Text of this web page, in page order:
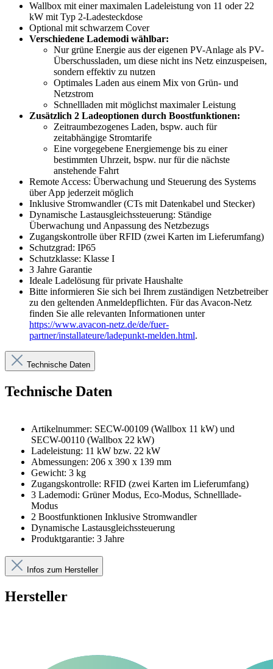
Wallbox mit einer maximalen Ladeleistung von 11 oder 22
kW mit Typ 2-Ladesteckdose
Optional mit schwarzem Cover
Verschiedene Lademodi wählbar:
Nur grüne Energie aus der eigenen PV-Anlage als PV-
Überschussladen, um diese nicht ins Netz einzuspeisen,
sondern effektiv zu nutzen
Optimales Laden aus einem Mix von Grün- und
Netzstrom
Schnellladen mit möglichst maximaler Leistung
Zusätzlich 2 Ladeoptionen durch Boostfunktionen:
Zeitraumbezogenes Laden, bspw. auch für
zeitabhängige Stromtarife
Eine vorgegebene Energiemenge bis zu einer
bestimmten Uhrzeit, bspw. nur für die nächste
anstehende Fahrt
Remote Access: Überwachung und Steuerung des Systems
über App jederzeit möglich
Inklusive Stromwandler (CTs mit Datenkabel und Stecker)
Dynamische Lastausgleichssteuerung: Ständige
Überwachung und Anpassung des Netzbezugs
Zugangskontrolle über RFID (zwei Karten im Lieferumfang)
Schutzgrad: IP65
Schutzklasse: Klasse I
3 Jahre Garantie
Ideale Ladelösung für private Haushalte
Bitte informieren Sie sich bei Ihrem zuständigen Netzbetreiber
zu den geltenden Anmeldepflichten. Für das Avacon-Netz
finden Sie alle relevanten Informationen unter
https://www.avacon-netz.de/de/fuer-
partner/installateure/ladepunkt-melden.html.
Technische Daten
Technische Daten
Artikelnummer: SECW-00109 (Wallbox 11 kW) und
SECW-00110 (Wallbox 22 kW)
Ladeleistung: 11 kW bzw. 22 kW
Abmessungen: 206 x 390 x 139 mm
Gewicht: 3 kg
Zugangskontrolle: RFID (zwei Karten im Lieferumfang)
3 Lademodi: Grüner Modus, Eco-Modus, Schnelllade-
Modus
2 Boostfunktionen Inklusive Stromwandler
Dynamische Lastausgleichssteuerung
Produktgarantie: 3 Jahre
Infos zum Hersteller
Hersteller